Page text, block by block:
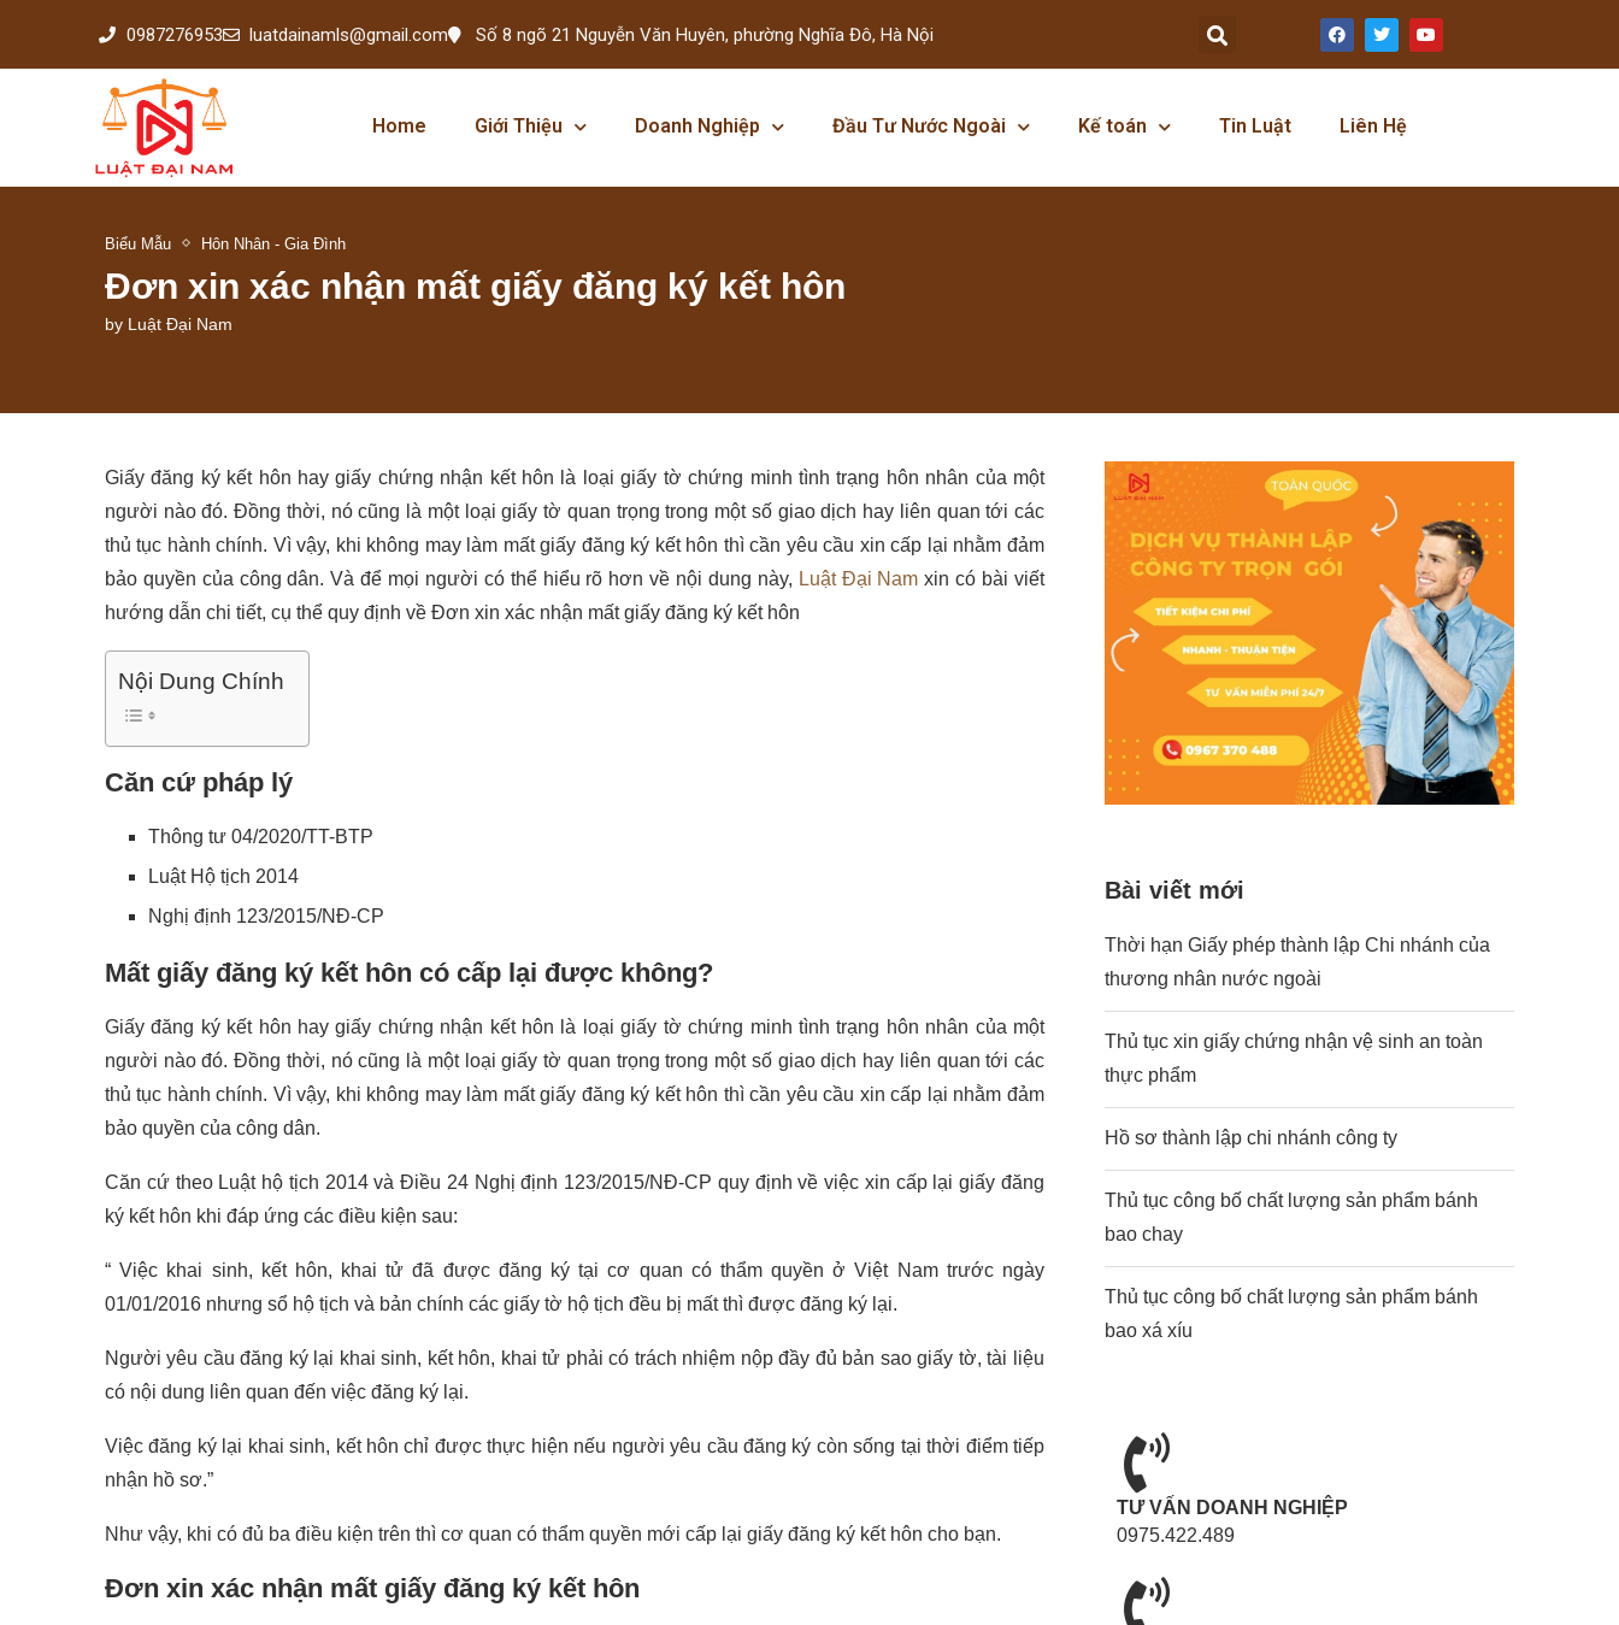
0987276953 luatdainamls@gmail.com Số 8 ngõ 21 Nguyễn Văn Huyên, phường Nghĩa Đô, Hà Nội
Home Giới Thiệu Doanh Nghiệp Đầu Tư Nước Ngoài Kế toán Tin Luật Liên Hệ
Biểu Mẫu Hôn Nhân - Gia Đình
Đơn xin xác nhận mất giấy đăng ký kết hôn
by Luật Đại Nam
Giấy đăng ký kết hôn hay giấy chứng nhận kết hôn là loại giấy tờ chứng minh tình trạng hôn nhân của một
người nào đó. Đồng thời, nó cũng là một loại giấy tờ quan trọng trong một số giao dịch hay liên quan tới các
thủ tục hành chính. Vì vậy, khi không may làm mất giấy đăng ký kết hôn thì cần yêu cầu xin cấp lại nhằm đảm
bảo quyền của công dân.Và để mọi người có thể hiểu rõ hơn về nội dung này, Luật Đại Nam xin có bài viết
hướng dẫn chi tiết, cụ thể quy định về Đơn xin xác nhận mất giấy đăng ký kết hôn
Nội Dung Chính
Căn cứ pháp lý
Thông tư 04/2020/TT-BTP
Luật Hộ tịch 2014
Nghị định 123/2015/NĐ-CP
Mất giấy đăng ký kết hôn có cấp lại được không?
Giấy đăng ký kết hôn hay giấy chứng nhận kết hôn là loại giấy tờ chứng minh tình trạng hôn nhân của một
người nào đó. Đồng thời, nó cũng là một loại giấy tờ quan trọng trong một số giao dịch hay liên quan tới các
thủ tục hành chính. Vì vậy, khi không may làm mất giấy đăng ký kết hôn thì cần yêu cầu xin cấp lại nhằm đảm
bảo quyền của công dân.
Căn cứ theo Luật hộ tịch 2014 và Điều 24 Nghị định 123/2015/NĐ-CP quy định về việc xin cấp lại giấy đăng
ký kết hôn khi đáp ứng các điều kiện sau:
“ Việc khai sinh, kết hôn, khai tử đã được đăng ký tại cơ quan có thẩm quyền ở Việt Nam trước ngày
01/01/2016 nhưng sổ hộ tịch và bản chính các giấy tờ hộ tịch đều bị mất thì được đăng ký lại.
Người yêu cầu đăng ký lại khai sinh, kết hôn, khai tử phải có trách nhiệm nộp đầy đủ bản sao giấy tờ, tài liệu
có nội dung liên quan đến việc đăng ký lại.
Việc đăng ký lại khai sinh, kết hôn chỉ được thực hiện nếu người yêu cầu đăng ký còn sống tại thời điểm tiếp
nhận hồ sơ.”
Như vậy, khi có đủ ba điều kiện trên thì cơ quan có thẩm quyền mới cấp lại giấy đăng ký kết hôn cho bạn.
Đơn xin xác nhận mất giấy đăng ký kết hôn
Bài viết mới
Thời hạn Giấy phép thành lập Chi nhánh của
thương nhân nước ngoài
Thủ tục xin giấy chứng nhận vệ sinh an toàn
thực phẩm
Hồ sơ thành lập chi nhánh công ty
Thủ tục công bố chất lượng sản phẩm bánh
bao chay
Thủ tục công bố chất lượng sản phẩm bánh
bao xá xíu
TƯ VẤN DOANH NGHIỆP
0975.422.489